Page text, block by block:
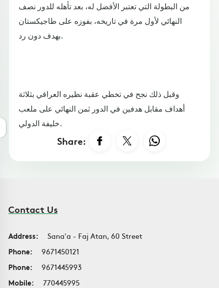
من البطولة التي تعتبر الأفضل له، بعد تأهله للدور نصف
النهائي لأول مرة في تاريخه، بفوزه على طاجيكستان
بهدف دون رد.
وقبل ذلك نجح في تخطي عقبة نظيره العراقي بثلاثة
أهداف مقابل هدفين في الدور ثمن النهائي على ملعب
خليفة الدولي.
Share:
Contact Us
Address:
Sana'a - Faj Atan, 60 Street
Phone:
9671450121
Phone:
9671445993
Mobile:
770445995